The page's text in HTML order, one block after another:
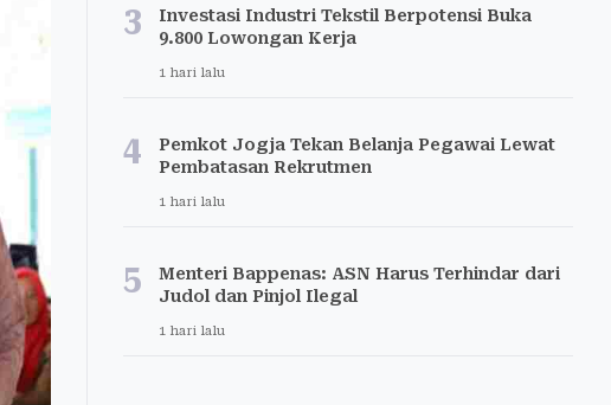
3
Investasi Industri Tekstil Berpotensi Buka
9.800 Lowongan Kerja
1 hari lalu
4
Pemkot Jogja Tekan Belanja Pegawai Lewat
Pembatasan Rekrutmen
1 hari lalu
5
Menteri Bappenas: ASN Harus Terhindar dari
Judol dan Pinjol Ilegal
1 hari lalu